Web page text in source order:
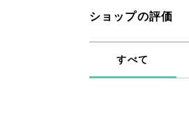
ショップの評価
すべて